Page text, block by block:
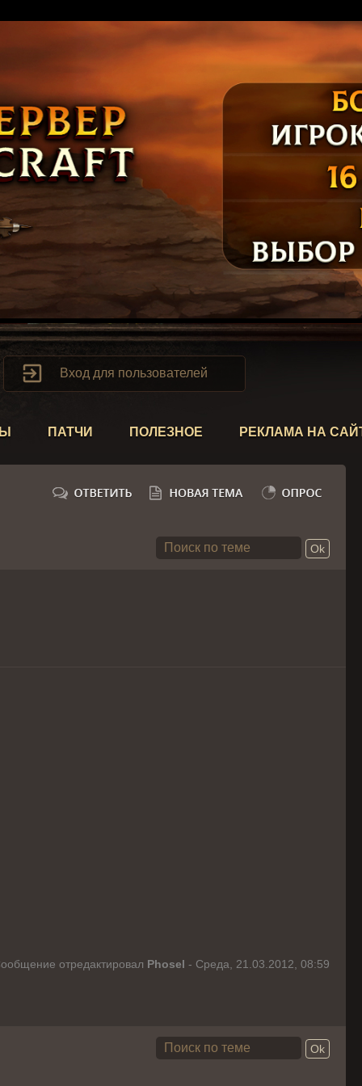
 Вход для пользователей
ПАТЧИ ПОЛЕЗНОЕ РЕКЛАМА НА
отредактировал Phosel - Среда, 21.03.2012, 08:59